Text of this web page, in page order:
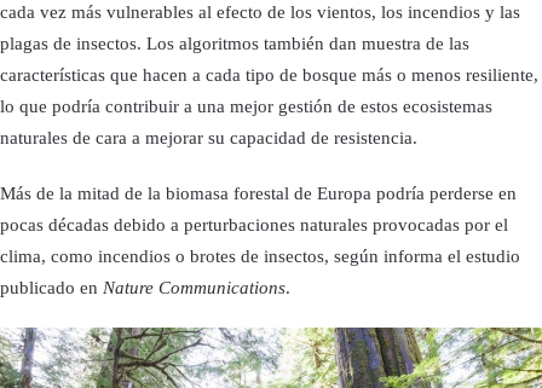
cada vez más vulnerables al efecto de los vientos, los incendios y las
plagas de insectos. Los algoritmos también dan muestra de las
características que hacen a cada tipo de bosque más o menos resiliente,
lo que podría contribuir a una mejor gestión de estos ecosistemas
naturales de cara a mejorar su capacidad de resistencia.
Más de la mitad de la biomasa forestal de Europa podría perderse en
pocas décadas debido a perturbaciones naturales provocadas por el
clima, como incendios o brotes de insectos, según informa el estudio
publicado en Nature Communications.